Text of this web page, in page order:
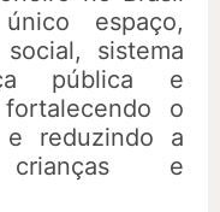
espaço,
sistema
pública e
o
e reduzindo a
e